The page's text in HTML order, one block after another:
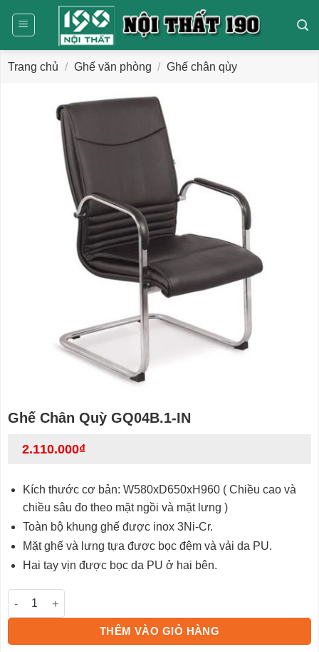
dung
Trang chủ / Ghế văn phòng / Ghế chân qùy
Ghế Chân Quỳ GQ04B.1-IN
2.110.000₫
Kích thước cơ bản: W580xD650xH960( Chiều cao và
chiều sâu đo theo mặt ngồi và mặt lưng )
Toàn bộ khung ghế được inox 3Ni-Cr.
Mặt ghế và lưng tựa được bọc đệm và vải da PU.
Hai tay vịn được bọc da PU ở hai bên.
Ghế Chân Quỳ GQ04B.1-IN số lượng
THÊM VÀO GIỎ HÀNG